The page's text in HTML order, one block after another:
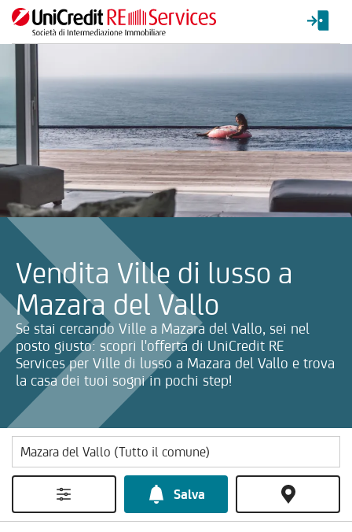
Vendita Ville di lusso a
Mazara del Vallo
Se stai cercando Ville a Mazara del Vallo, sei nel
posto giusto: scopri l'offerta di UniCredit RE
Services per Ville di lusso a Mazara del Vallo e trova
la casa dei tuoi sogni in pochi step!
Salva